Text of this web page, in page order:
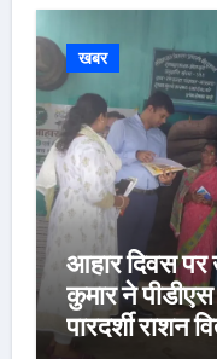
खबर
आहार दिवस
कुमार ने पीडीएस
पारदर्शी राशन